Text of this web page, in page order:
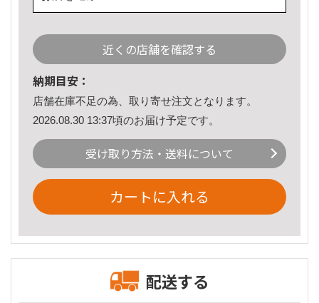
近くの店舗を確認する
納期目安：
店舗在庫不足の為、取り寄せ注文となります。
2026.08.30 13:37頃のお届け予定です。
受け取り方法・送料について
カートに入れる
配送する